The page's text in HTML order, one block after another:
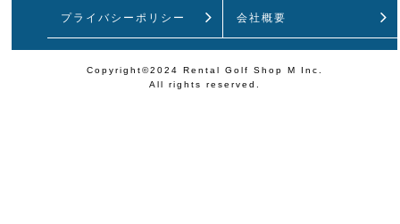
プライバシーポリシー 会社概要
Copyright©2024 Rental Golf Shop M Inc.
All rights reserved.